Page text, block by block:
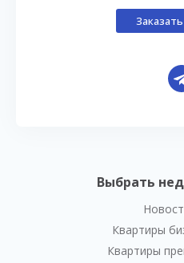
Выбрать
Квартиры
Квартиры